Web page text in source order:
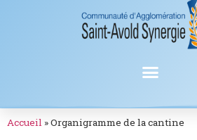
Accueil »Organigramme de la cantine